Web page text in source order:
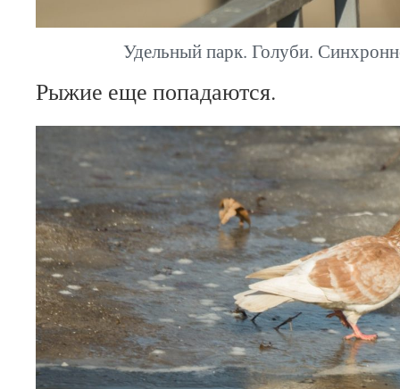
Удельный парк. Голуби.
Рыжие еще попадаются.